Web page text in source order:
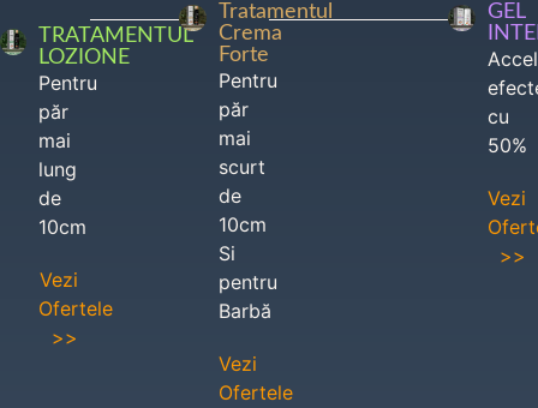
TRATAMENTUL
LOZIONE
Pentru
păr
mai
lung
de
10cm
Vezi
Ofertele
>>
Tratamentul
Crema
Forte
Pentru
păr
mai
scurt
de
10cm
Si
pentru
Barbă
Vezi
Ofertele
GEL
cu
50%
Vezi
>>